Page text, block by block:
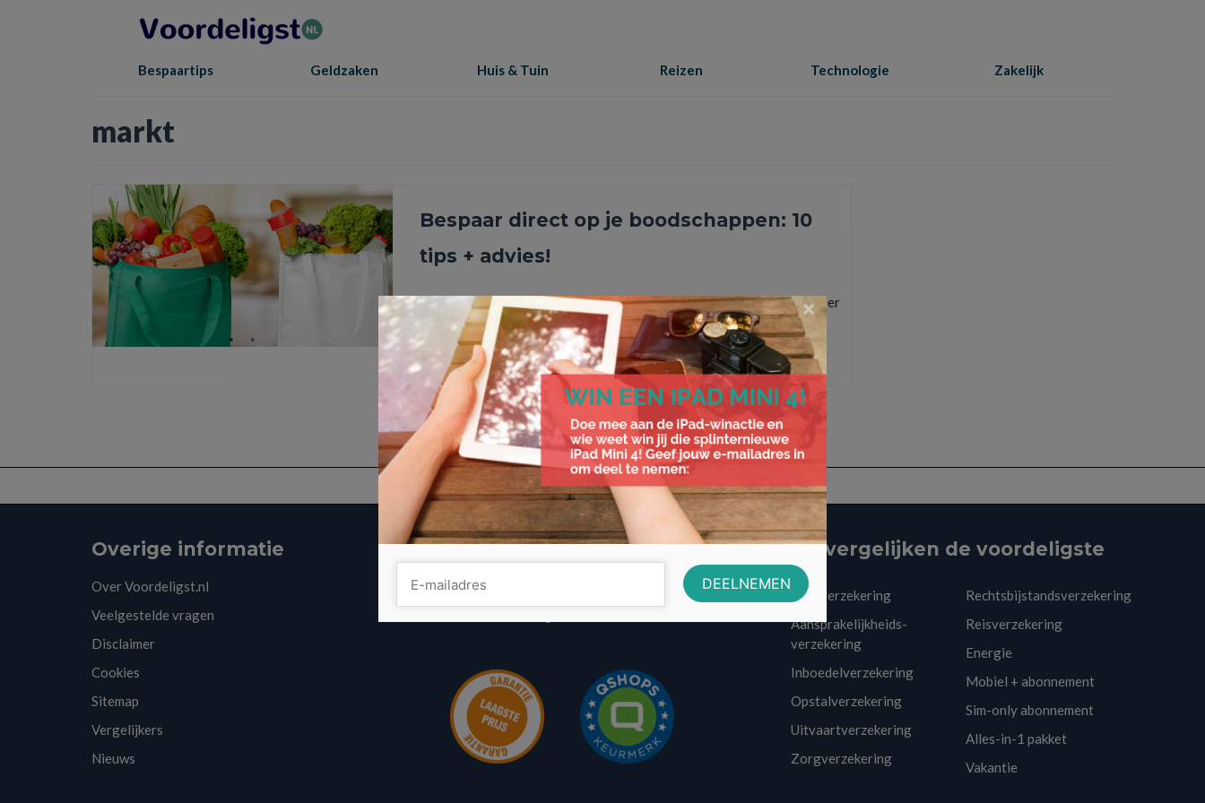
Bespaartips Geldzaken Huis & Tuin Reizen Technologie Zakelijk
markt
Bespaar direct op je boodschappen: 10
tips + advies!
1) Online Boodschappen doen Tegenwoordig is het helemaal niet meer
nodig om de deur uit te gaan voor je boodschappen. …Lees Meer
A-merken aanbiedingen,Acties Boodschappen,Huismerken,markt,Voordeelverpakkingen
Overige informatie
Over Voordeligst.nl
Veelgestelde vragen
Disclaimer
Cookies
Sitemap
Vergelijkers
Nieuws
Contactinformatie
Volo Media
wij vergelijken de voordeligste
Autoverzekering
Aansprakelijkheids-
verzekering
Inboedelverzekering
Opstalverzekering
Uitvaartverzekering
Zorgverzekering
Rechtsbijstandsverzekering
Reisverzekering
Energie
Mobiel + abonnement
Sim-only abonnement
Alles-in-1 pakket
Vakantie
×